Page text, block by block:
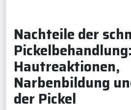
Nachteile der
Pickelbehandlung:
Hautreaktionen,
Narbenbildung
der Pickel